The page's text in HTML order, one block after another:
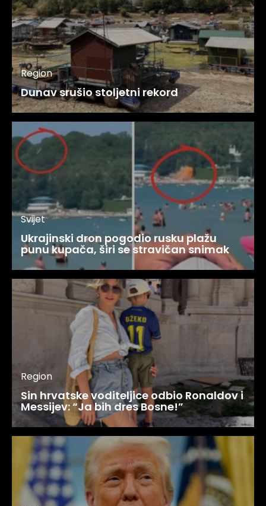
Region
Dunav srušio stoljetni rekord
Svijet
Ukrajinski dron pogodio rusku plažu
punu kupača, širi se stravičan snimak
Region
Sin hrvatske voditeljice odbio Ronaldov i
Messijev: “Ja bih dres Bosne!”